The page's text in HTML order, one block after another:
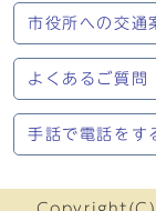
市役所への交通
よくあるご質問
手話で電話をす